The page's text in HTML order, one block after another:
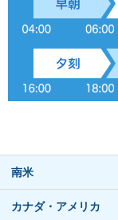
南米
カナダ・アメリカ